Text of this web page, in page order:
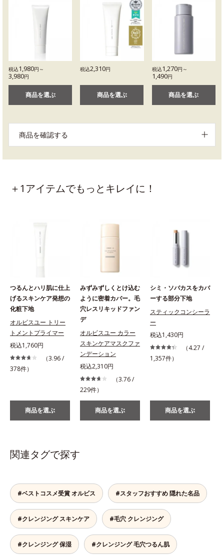
税込1,980円～
3,980円
商品を選ぶ
税込2,310円
商品を選ぶ
税込1,270円～
1,490円
商品を選ぶ
商品を確認する
＋1アイテムでもっとキレイに！
つるんとハリ肌に仕上
げるスキンケア発想の
化粧下地
オルビスユー トリー
トメントプライマー
税込1,760円
（3.96 /
378件）
商品を選ぶ
みずみずしくとけ込む
ように密着カバー。毛
穴レスリキッドファン
デ
オルビスユー カラー
スキンケアマスクファ
ンデーション
税込2,310円
（3.76 /
229件）
商品を選ぶ
シミ・ソバカスをカバ
ーする部分下地
スティックコンシーラ
ー
税込1,430円
（4.27 /
1,357件）
商品を選ぶ
関連タグで探す
#ベストコスメ受賞 オルビス #スタッフおすすめ 隠れた名品
#クレンジング スキンケア #毛穴 クレンジング
#クレンジング 保湿 #クレンジング 毛穴つるん肌